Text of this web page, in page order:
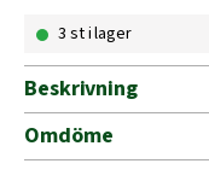
Satin 3 st i lager
Beskrivning
Omdöme